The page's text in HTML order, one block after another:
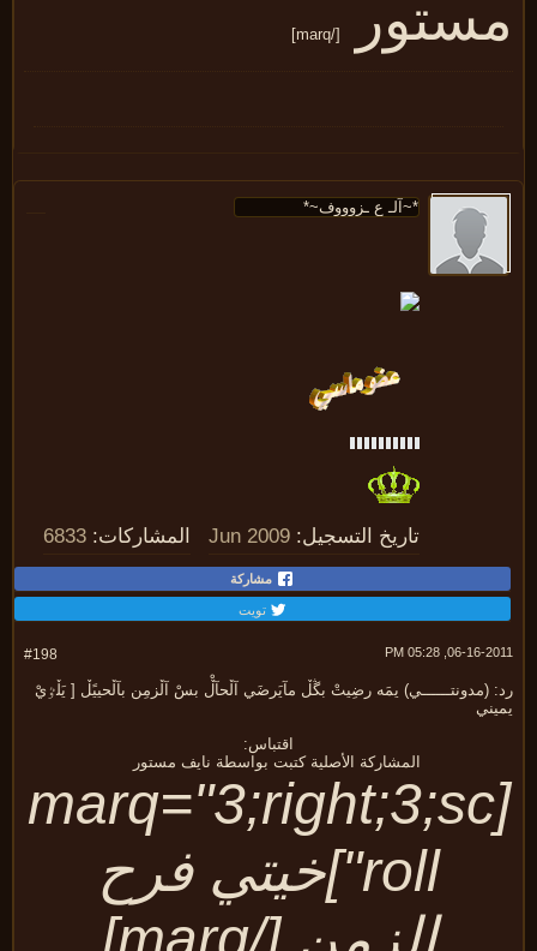
[/marq]
تاريخ التسجيل: Jun 2009 المشاركات: 6833
مشاركة
تويت
06-16-2011,
(مدونتــــــي) يمَه رضِيتْ بڴڵ مآيَرضَي آڵحآڵْ بسْ آڵزمِن بآڵحييًڵ [ يَڵٷيْ
اقتباس:
المشاركة الأصلية كتبت بواسطة نايف مستور
[marq="3;right;3;sc
roll"]خيتي فرح